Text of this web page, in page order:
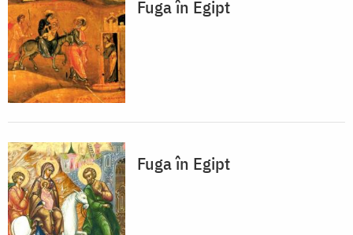
Fuga în Egipt
Fuga în Egipt